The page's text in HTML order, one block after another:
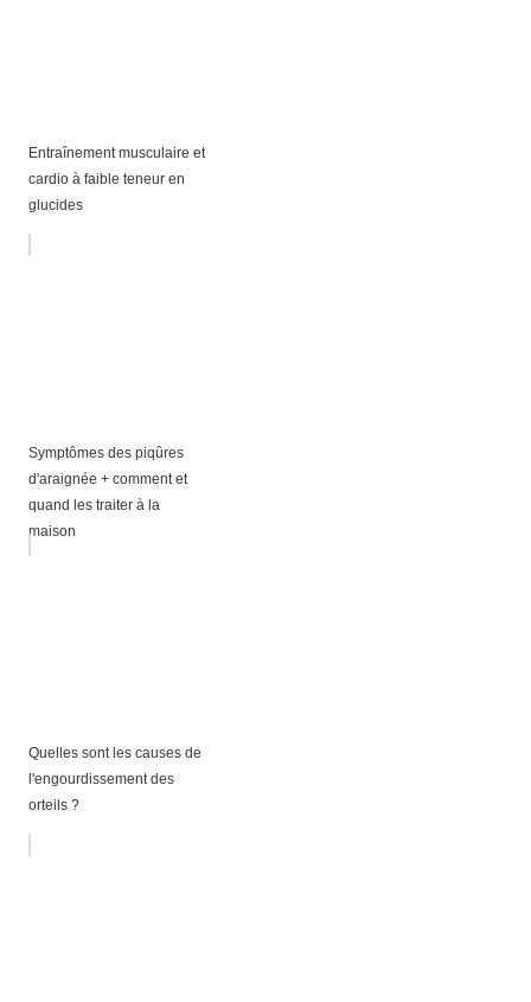
Entraînement musculaire et
cardio à faible teneur en
glucides
Symptômes des piqûres
d'araignée + comment et
quand les traiter à la
maison
Quelles sont les causes de
l'engourdissement des
orteils ?